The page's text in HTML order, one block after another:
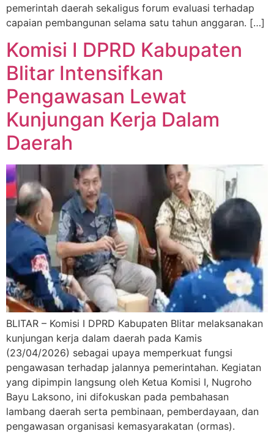
pemerintah daerah sekaligus forum evaluasi terhadap
capaian pembangunan selama satu tahun anggaran. […]
Komisi I DPRD Kabupaten
Blitar Intensifkan
Pengawasan Lewat
Kunjungan Kerja Dalam
Daerah
BLITAR – Komisi I DPRD Kabupaten Blitar melaksanakan
kunjungan kerja dalam daerah pada Kamis
(23/04/2026) sebagai upaya memperkuat fungsi
pengawasan terhadap jalannya pemerintahan. Kegiatan
yang dipimpin langsung oleh Ketua Komisi I, Nugroho
Bayu Laksono, ini difokuskan pada pembahasan
lambang daerah serta pembinaan, pemberdayaan, dan
pengawasan organisasi kemasyarakatan (ormas).